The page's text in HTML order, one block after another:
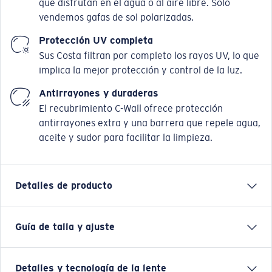
que disfrutan en el agua o al aire libre. Solo
vendemos gafas de sol polarizadas.
Protección UV completa
Sus Costa filtran por completo los rayos UV, lo que
implica la mejor protección y control de la luz.
Antirrayones y duraderas
El recubrimiento C-Wall ofrece protección
antirrayones extra y una barrera que repele agua,
aceite y sudor para facilitar la limpieza.
Detalles de producto
Ya sea que esté en el agua o cerca de esta, las gafas
Guía de talla y ajuste
Detalles y tecnología de la lente